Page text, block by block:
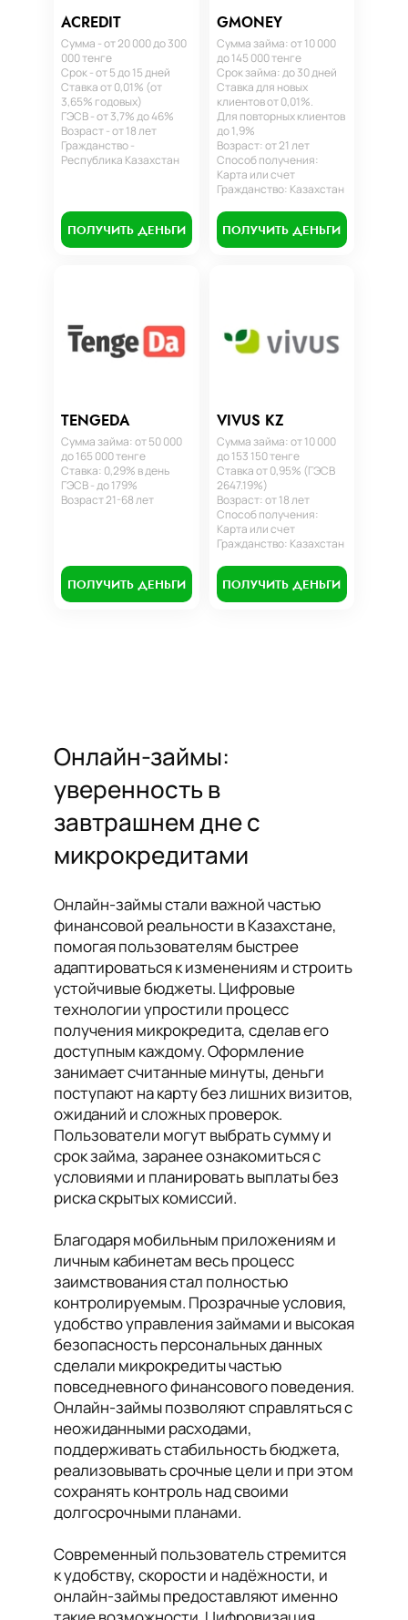
ACREDIT
Сумма - от 20 000 до 300
000 тенге
Срок - от 5 до 15 дней
Ставка от 0,01% (от
3,65% годовых)
ГЭСВ - от 3,7% до 46%
Возраст - от 18 лет
Гражданство -
Республика Казахстан
ПОЛУЧИТЬ ДЕНЬГИ
GMONEY
Сумма займа: от 10 000
до 145 000 тенге
Срок займа: до 30 дней
Ставка для новых
клиентов от 0,01%.
Для повторных клиентов
до 1,9%
Возраст: от 21 лет
Способ получения:
Карта или счет
Гражданство: Казахстан
ПОЛУЧИТЬ ДЕНЬГИ
TENGEDA
Сумма займа: от 50 000
до 165 000 тенге
Ставка: 0,29% в день
ГЭСВ - до 179%
Возраст 21-68 лет
ПОЛУЧИТЬ ДЕНЬГИ
VIVUS KZ
Сумма займа: от 10 000
до 153 150 тенге
Ставка от 0,95% (ГЭСВ
2647.19%)
Возраст: от 18 лет
Способ получения:
Карта или счет
Гражданство: Казахстан
ПОЛУЧИТЬ ДЕНЬГИ
Онлайн-займы:
уверенность в
завтрашнем дне с
микрокредитами
Онлайн-займы стали важной частью
финансовой реальности в Казахстане,
помогая пользователям быстрее
адаптироваться к изменениям и строить
устойчивые бюджеты. Цифровые
технологии упростили процесс
получения микрокредита, сделав его
доступным каждому. Оформление
занимает считанные минуты, деньги
поступают на карту без лишних визитов,
ожиданий и сложных проверок.
Пользователи могут выбрать сумму и
срок займа, заранее ознакомиться с
условиями и планировать выплаты без
риска скрытых комиссий.
Благодаря мобильным приложениям и
личным кабинетам весь процесс
заимствования стал полностью
контролируемым. Прозрачные условия,
удобство управления займами и высокая
безопасность персональных данных
сделали микрокредиты частью
повседневного финансового поведения.
Онлайн-займы позволяют справляться с
неожиданными расходами,
поддерживать стабильность бюджета,
реализовывать срочные цели и при этом
сохранять контроль над своими
долгосрочными планами.
Современный пользователь стремится
к удобству, скорости и надёжности, и
онлайн-займы предоставляют именно